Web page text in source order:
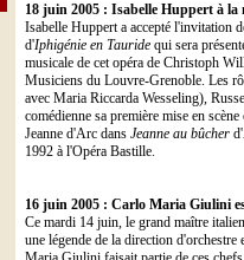
18 juin 2005 : Isabelle Huppert à la
Isabelle Huppert a accepté l'invitation
d'Iphigénie en Tauride qui sera
musicale de cet opéra de Christoph
Musiciens du Louvre-Grenoble. Les
avec Maria Riccarda Wesseling),
comédienne sa première mise en
Jeanne d'Arc dans Jeanne au bûcher
1992 à l'Opéra Bastille.
16 juin 2005 : Carlo Maria Giulini
Ce mardi 14 juin, le grand maître
une légende de la direction